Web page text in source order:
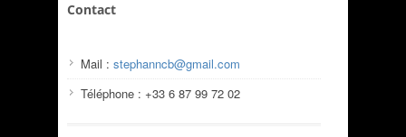
Contact
Mail : stephanncb@gmail.com
Téléphone : +33 6 87 99 72 02